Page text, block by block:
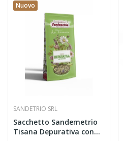
Nuovo
SANDETRIO SRL
Sacchetto Sandemetrio
Tisana Depurativa con...